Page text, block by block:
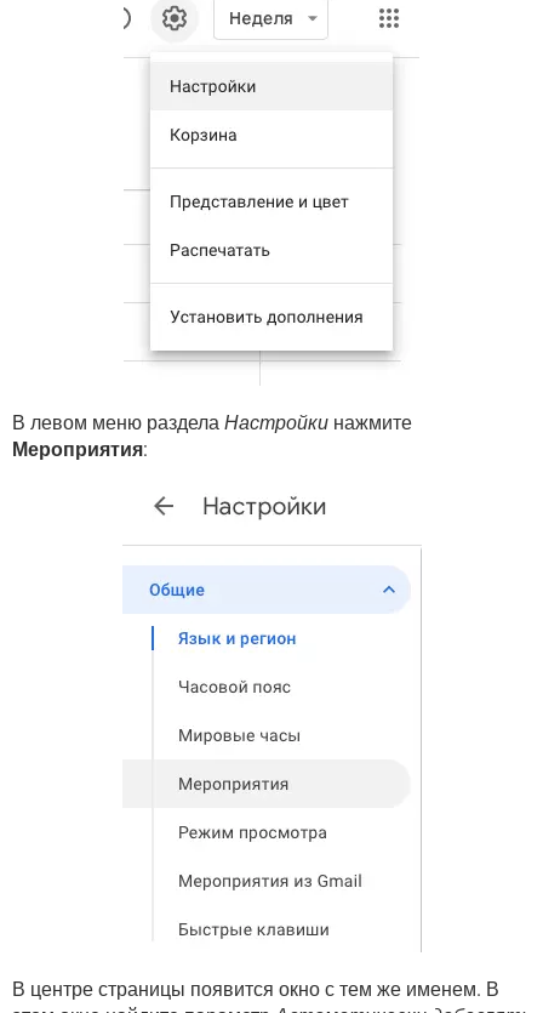
В левом меню раздела Настройки нажмите
Мероприятия:
В центре страницы появится окно с тем же именем. В